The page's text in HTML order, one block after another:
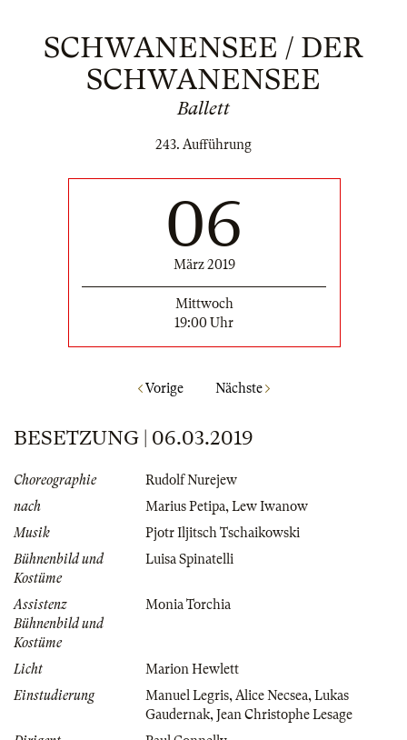
SCHWANENSEE / DER
SCHWANENSEE
Ballett
243. Aufführung
06
März 2019
Mittwoch
19:00 Uhr
Vorige Nächste
BESETZUNG | 06.03.2019
Choreographie
Rudolf Nurejew
nach
Marius Petipa, Lew Iwanow
Musik
Pjotr Iljitsch Tschaikowski
Bühnenbild und
Kostüme
Luisa Spinatelli
Assistenz
Bühnenbild und
Kostüme
Monia Torchia
Licht
Marion Hewlett
Einstudierung
Manuel Legris, Alice Necsea, Lukas
Gaudernak, Jean Christophe Lesage